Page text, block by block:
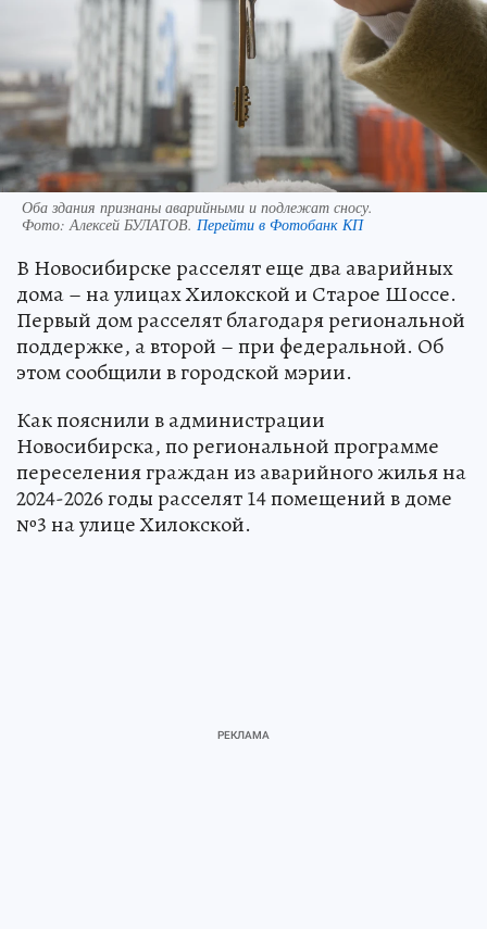
Оба здания признаны аварийными и подлежат сносу.
Фото: Алексей БУЛАТОВ. Перейти в Фотобанк КП
В Новосибирске расселят еще два аварийных
дома – на улицах Хилокской и Старое Шоссе.
Первый дом расселят благодаря региональной
поддержке, а второй – при федеральной. Об
этом сообщили в городской мэрии.
Как пояснили в администрации
Новосибирска, по региональной программе
переселения граждан из аварийного жилья на
2024-2026 годы расселят 14 помещений в доме
№3 на улице Хилокской.